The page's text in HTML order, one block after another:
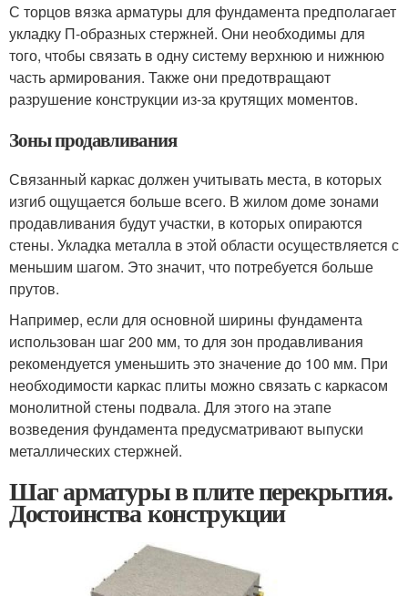
С торцов вязка арматуры для фундамента предполагает
укладку П-образных стержней. Они необходимы для
того, чтобы связать в одну систему верхнюю и нижнюю
часть армирования. Также они предотвращают
разрушение конструкции из-за крутящих моментов.
Зоны продавливания
Связанный каркас должен учитывать места, в которых
изгиб ощущается больше всего. В жилом доме зонами
продавливания будут участки, в которых опираются
стены. Укладка металла в этой области осуществляется с
меньшим шагом. Это значит, что потребуется больше
прутов.
Например, если для основной ширины фундамента
использован шаг 200 мм, то для зон продавливания
рекомендуется уменьшить это значение до 100 мм. При
необходимости каркас плиты можно связать с каркасом
монолитной стены подвала. Для этого на этапе
возведения фундамента предусматривают выпуски
металлических стержней.
Шаг арматуры в плите перекрытия.
Достоинства конструкции